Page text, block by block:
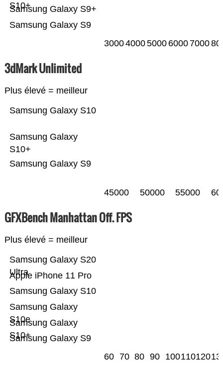
Samsung Galaxy S9
Samsung Galaxy S9+
S10+
300040005000 6000 7000
3dMark Unlimited
Plus élevé = meilleur
Samsung Galaxy S9
Samsung Galaxy
S10+
Samsung Galaxy S10
45000 50000 55000
GFXBench Manhattan Off. FPS
Plus élevé = meilleur
Samsung Galaxy S9
Samsung Galaxy
S10+
Samsung Galaxy
S10e
Samsung Galaxy S10
Apple iPhone 11 Pro
Samsung Galaxy S20
Ultra
60 70 80 90 100110120